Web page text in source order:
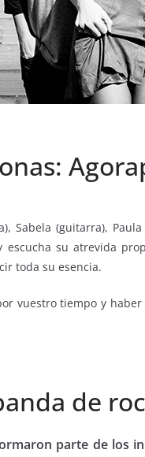
Sabela (guitarra),
escucha su atrevida
toda su esencia.
vuestro tiempo y
de
parte de los